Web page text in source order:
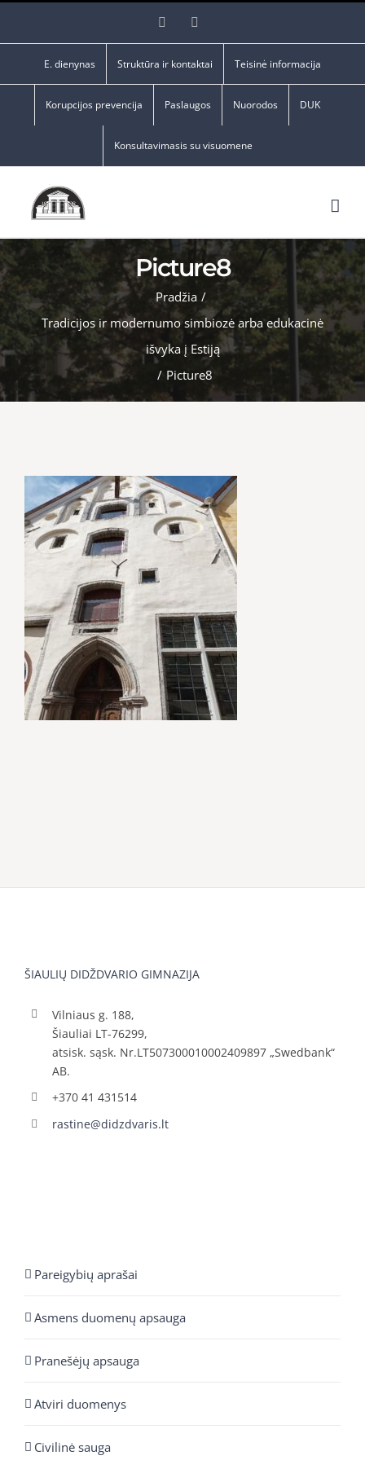
Facebook
E. dienynas Struktūra ir kontaktai Teisinė informacija
Korupcijos prevencija Paslaugos Nuorodos DUK
Konsultavimasis su visuomene
Picture8
Pradžia /
Tradicijos ir modernumo simbiozė arba edukacinė
išvyka į Estiją
/ Picture8
ŠIAULIŲ DIDŽDVARIO GIMNAZIJA
Vilniaus g. 188,
Šiauliai LT-76299,
atsisk. sąsk. Nr.LT507300010002409897 „Swedbank“
AB.
+370 41 431514
rastine@didzdvaris.lt
Pareigybių aprašai
Asmens duomenų apsauga
Pranešėjų apsauga
Atviri duomenys
Civilinė sauga